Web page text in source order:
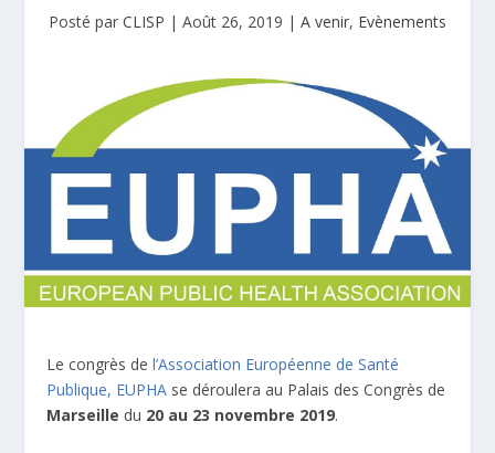
Posté par CLISP | Août 26, 2019 | A venir, Evènements
Le congrès del’Association Européenne de Santé
Publique, EUPHA se déroulera au Palais des Congrès de
Marseille du 20 au 23 novembre 2019.